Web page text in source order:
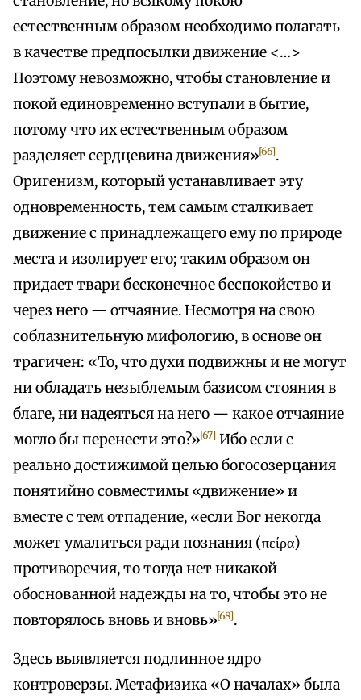
естественным образом необходимо полагать
в качестве предпосылки движение <…>
Поэтому невозможно, чтобы становление и
покой единовременно вступали в бытие,
потому что их естественным образом
разделяет сердцевина движения»[66].
Оригенизм, который устанавливает эту
одновременность, тем самым сталкивает
движение с принадлежащего ему по природе
места и изолирует его; таким образом он
придает твари бесконечное беспокойство и
через него — отчаяние. Несмотря на свою
соблазнительную мифологию, в основе он
трагичен: «То, что духи подвижны и не могут
ни обладать незыблемым базисом стояния в
благе, ни надеяться на него — какое отчаяние
могло бы перенести это?»[67] Ибо если с
реально достижимой целью богосозерцания
понятийно совместимы «движение» и
вместе с тем отпадение, «если Бог некогда
может умалиться ради познания (πείρα)
противоречия, то тогда нет никакой
обоснованной надежды на то, чтобы это не
повторялось вновь и вновь»[68].
Здесь выявляется подлинное ядро
контроверзы. Метафизика «О началах» была